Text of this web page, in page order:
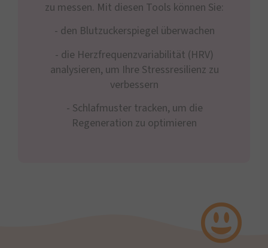
zu messen. Mit diesen Tools können Sie:
- den Blutzuckerspiegel überwachen
- die Herzfrequenzvariabilität (HRV)
analysieren, um Ihre Stressresilienz zu
verbessern
- Schlafmuster tracken, um die
Regeneration zu optimieren